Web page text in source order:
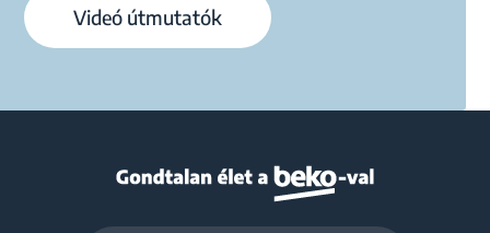
Videó útmutatók